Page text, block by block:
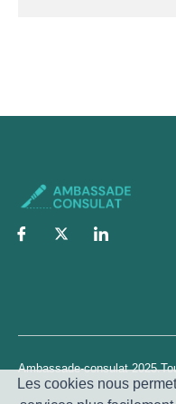
Ambassade-consulat
Les cookies nous